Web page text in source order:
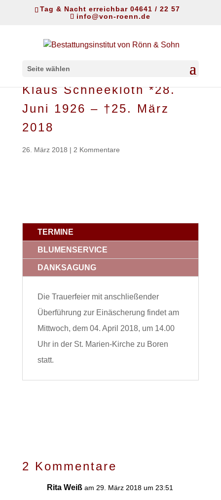
Tag & Nacht erreichbar 04641 / 22 57
info@von-roenn.de
Seite wählen
Klaus Schneekloth *28.
Juni 1926 – †25. März
2018
26. März 2018 | 2 Kommentare
TERMINE
BLUMENSERVICE
DANKSAGUNG
Die Trauerfeier mit anschließender
Überführung zur Einäscherung findet am
Mittwoch, dem 04. April 2018, um 14.00
Uhr in der St. Marien-Kirche zu Boren
statt.
2 Kommentare
Rita Weiß am 29. März 2018 um 23:51